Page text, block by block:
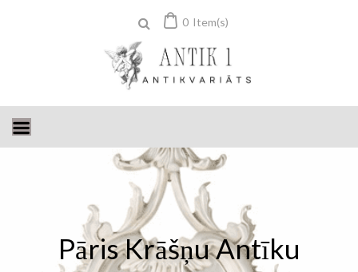
0 Item(s)
Pāris Krāšņu Antīku